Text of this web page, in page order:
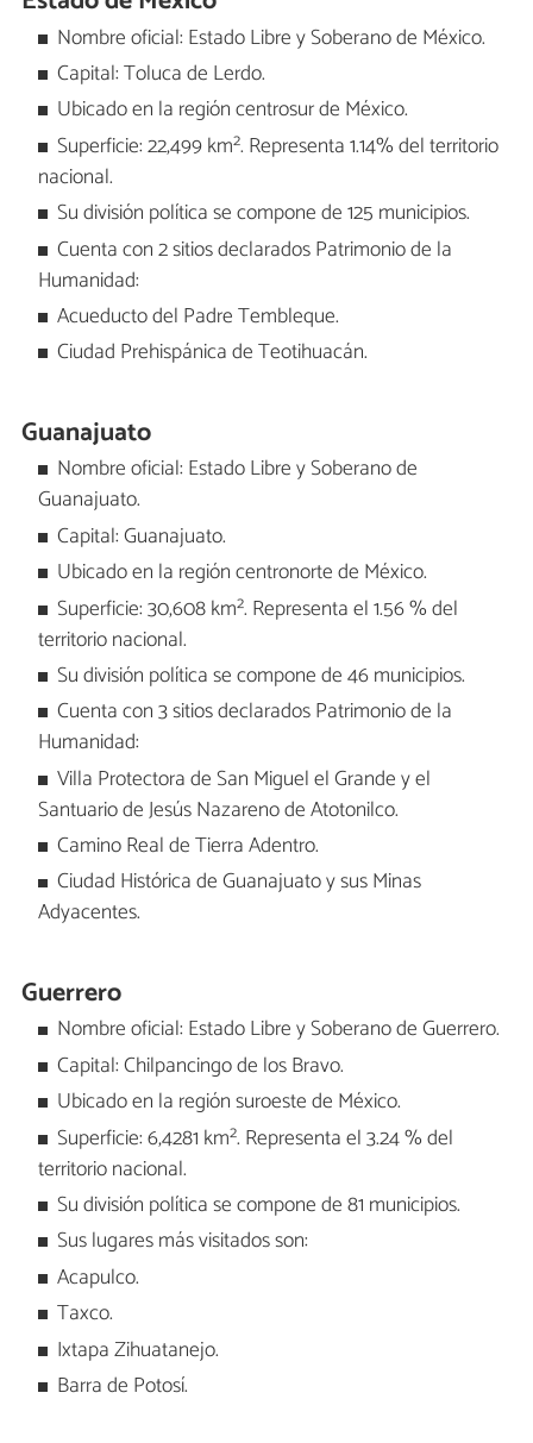
Nombre oficial: Estado Libre y Soberano de México.
Capital: Toluca de Lerdo.
Ubicado en la región centrosur de México.
Superficie: 22,499 km². Representa 1.14% del territorio
nacional.
Su división política se compone de 125 municipios.
Cuenta con 2 sitios declarados Patrimonio de la
Humanidad:
Acueducto del Padre Tembleque.
Ciudad Prehispánica de Teotihuacán.
Guanajuato
Nombre oficial: Estado Libre y Soberano de
Guanajuato.
Capital: Guanajuato.
Ubicado en la región centronorte de México.
Superficie: 30,608 km². Representa el 1.56 % del
territorio nacional.
Su división política se compone de 46 municipios.
Cuenta con 3 sitios declarados Patrimonio de la
Humanidad:
Villa Protectora de San Miguel el Grande y el
Santuario de Jesús Nazareno de Atotonilco.
Camino Real de Tierra Adentro.
Ciudad Histórica de Guanajuato y sus Minas
Adyacentes.
Guerrero
Nombre oficial: Estado Libre y Soberano de Guerrero.
Capital: Chilpancingo de los Bravo.
Ubicado en la región suroeste de México.
Superficie: 6,4281 km². Representa el 3.24 % del
territorio nacional.
Su división política se compone de 81 municipios.
Sus lugares más visitados son:
Acapulco.
Taxco.
Ixtapa Zihuatanejo.
Barra de Potosí.